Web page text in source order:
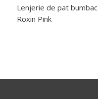
Lenjerie de pat bumbac
Roxin Pink